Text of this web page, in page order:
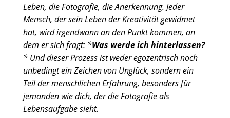
Leben, die Fotografie, die Anerkennung. Jeder
Mensch, der sein Leben der Kreativität gewidmet
hat, wird irgendwann an den Punkt kommen, an
dem er sich fragt: *Was werde ich hinterlassen?
* Und dieser Prozess ist weder egozentrisch noch
unbedingt ein Zeichen von Unglück, sondern ein
Teil der menschlichen Erfahrung, besonders für
jemanden wie dich, der die Fotografie als
Lebensaufgabe sieht.